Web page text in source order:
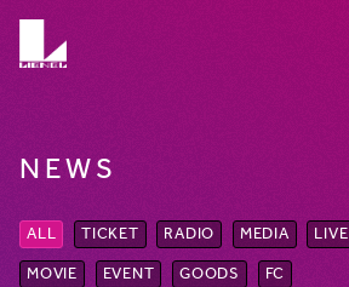
NEWS
ALL TICKET RADIO MEDIA LIVE
MOVIE
EVENT GOODS FC